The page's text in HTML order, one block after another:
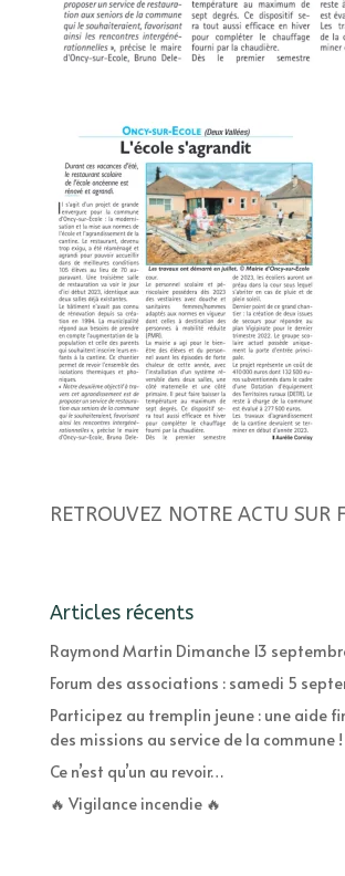
RETROUVEZ NOTRE ACTU SUR
Articles récents
Raymond Martin Dimanche 13
Forum des associations : samedi 5
Participez au tremplin jeune : une aide
des missions au service de la commune !
Ce n’est qu’un au revoir…
🔥 Vigilance incendie 🔥